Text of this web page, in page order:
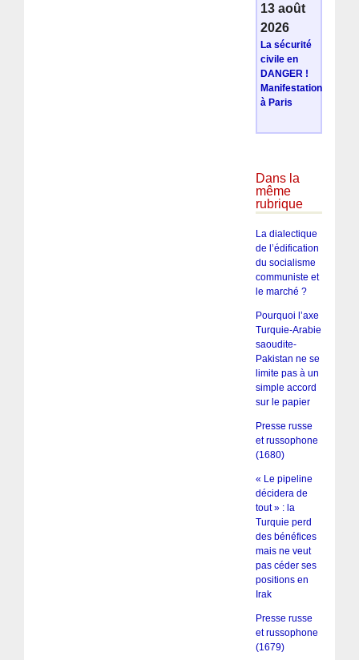
13 août
2026
La sécurité
civile en
DANGER !
Manifestation
à Paris
Dans la
même
rubrique
La dialectique
de l’édification
du socialisme
communiste et
le marché ?
Pourquoi l’axe
Turquie-Arabie
saoudite-
Pakistan ne se
limite pas à un
simple accord
sur le papier
Presse russe
et russophone
(1680)
« Le pipeline
décidera de
tout » : la
Turquie perd
des bénéfices
mais ne veut
pas céder ses
positions en
Irak
Presse russe
et russophone
(1679)